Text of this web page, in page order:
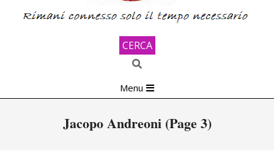
CERCA
Search
Navigation
Menu
Jacopo Andreoni (Page 3)